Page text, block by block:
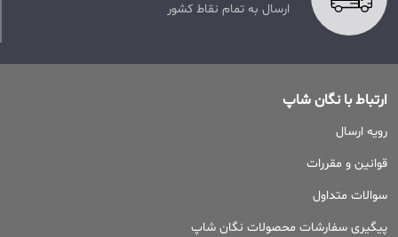
ارسال به تمام نقاط کشور
ارتباط با نگان شاپ
رویه ارسال
قوانین و مقررات
سوالات متداول
پیگیری سفارشات محصولات نگان شاپ